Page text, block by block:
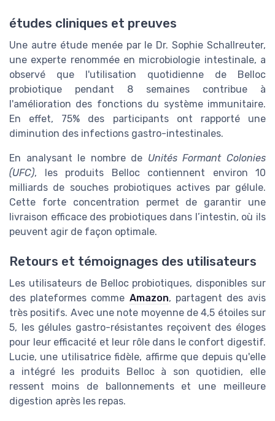
études cliniques et preuves
Une autre étude menée par le Dr. Sophie Schallreuter,
une experte renommée en microbiologie intestinale, a
observé que l'utilisation quotidienne de Belloc
probiotique pendant 8 semaines contribue à
l'amélioration des fonctions du système immunitaire.
En effet, 75% des participants ont rapporté une
diminution des infections gastro-intestinales.
En analysant le nombre de Unités Formant Colonies
(UFC), les produits Belloc contiennent environ 10
milliards de souches probiotiques actives par gélule.
Cette forte concentration permet de garantir une
livraison efficace des probiotiques dans l’intestin, où ils
peuvent agir de façon optimale.
Retours et témoignages des utilisateurs
Les utilisateurs de Belloc probiotiques, disponibles sur
des plateformes comme Amazon, partagent des avis
très positifs. Avec une note moyenne de 4,5 étoiles sur
5, les gélules gastro-résistantes reçoivent des éloges
pour leur efficacité et leur rôle dans le confort digestif.
Lucie, une utilisatrice fidèle, affirme que depuis qu'elle
a intégré les produits Belloc à son quotidien, elle
ressent moins de ballonnements et une meilleure
digestion après les repas.